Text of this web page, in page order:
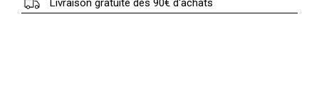
Livraison gratuite dès 90€ d'achats